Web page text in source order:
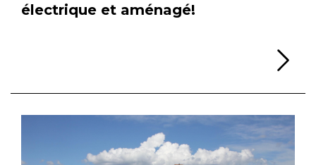
électrique et aménagé!